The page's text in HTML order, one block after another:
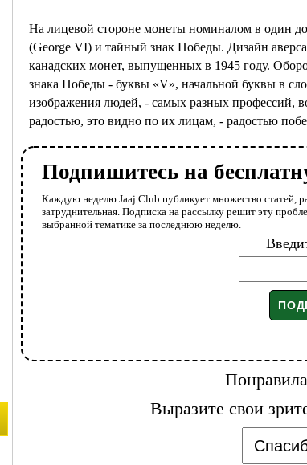
На лицевой стороне монеты номиналом в один
(George VI) и тайный знак Победы. Дизайн аверса
канадских монет, выпущенных в 1945 году.
знака Победы - буквы «V», начальной буквы в
изображения людей, - самых разных профессий,
радостью, это видно по их лицам, - радостью
Подпишитесь на
Каждую неделю Jaaj.Club публикует множество статей,
затруднительная. Подписка на рассылку решит эту
выбранной тематике за последнюю неделю.
Выразите свои